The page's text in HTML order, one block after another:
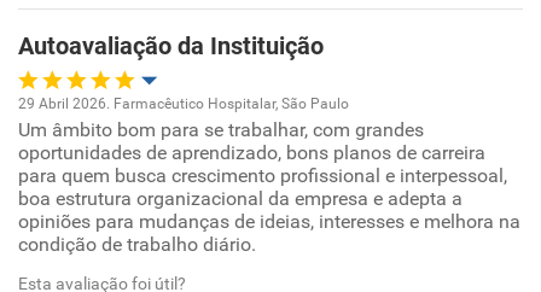
Recomenda a diretoria
Autoavaliação da Instituição
Oportunidade de promoção
Ambiente de trabalho
Conciliação com a vida familiar
29 Abril 2026. Farmacêutico Hospitalar, São Paulo
Um âmbito bom para se trabalhar, com grandes
oportunidades de aprendizado, bons planos de carreira
para quem busca crescimento profissional e interpessoal,
boa estrutura organizacional da empresa e adepta a
opiniões para mudanças de ideias, interesses e melhora na
condição de trabalho diário.
Esta avaliação foi útil?